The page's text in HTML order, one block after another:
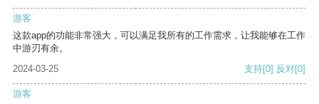
游客
这款app的功能非常强大，可以满足我所有的工作需求，让我能够在工作
中游刃有余。
2024-03-25
支持[0] 反对[0]
游客